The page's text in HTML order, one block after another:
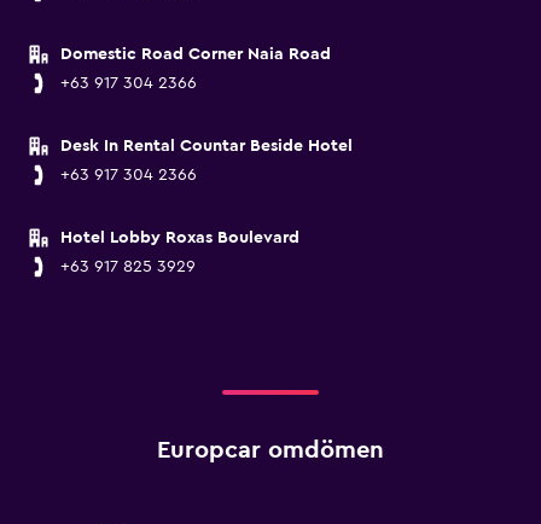
Domestic Road Corner Naia Road
+63 917 304 2366
Desk In Rental Countar Beside Hotel
+63 917 304 2366
Hotel Lobby Roxas Boulevard
+63 917 825 3929
Europcar omdömen